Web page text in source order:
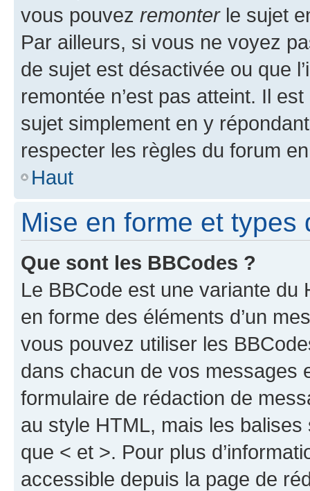
vous pouvez remonterle sujet
Par ailleurs, si vous ne voyez
de sujet est désactivée ou que
remontée n’est pas atteint. Il
sujet simplement en y
respecter les règles du forum
Haut
Mise en forme et types
Que sont les BBCodes ?
Le BBCode est une variante du
en forme des éléments d’un
vous pouvez utiliser les
dans chacun de vos messages
formulaire de rédaction de
au style HTML, mais les
que < et >. Pour plus
accessible depuis la page de